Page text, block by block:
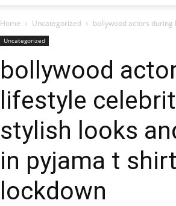
Home Uncategorized bollywood actors during
Uncategorized
bollywood
lifestyle
stylish looks
in pyjama t
lockdown